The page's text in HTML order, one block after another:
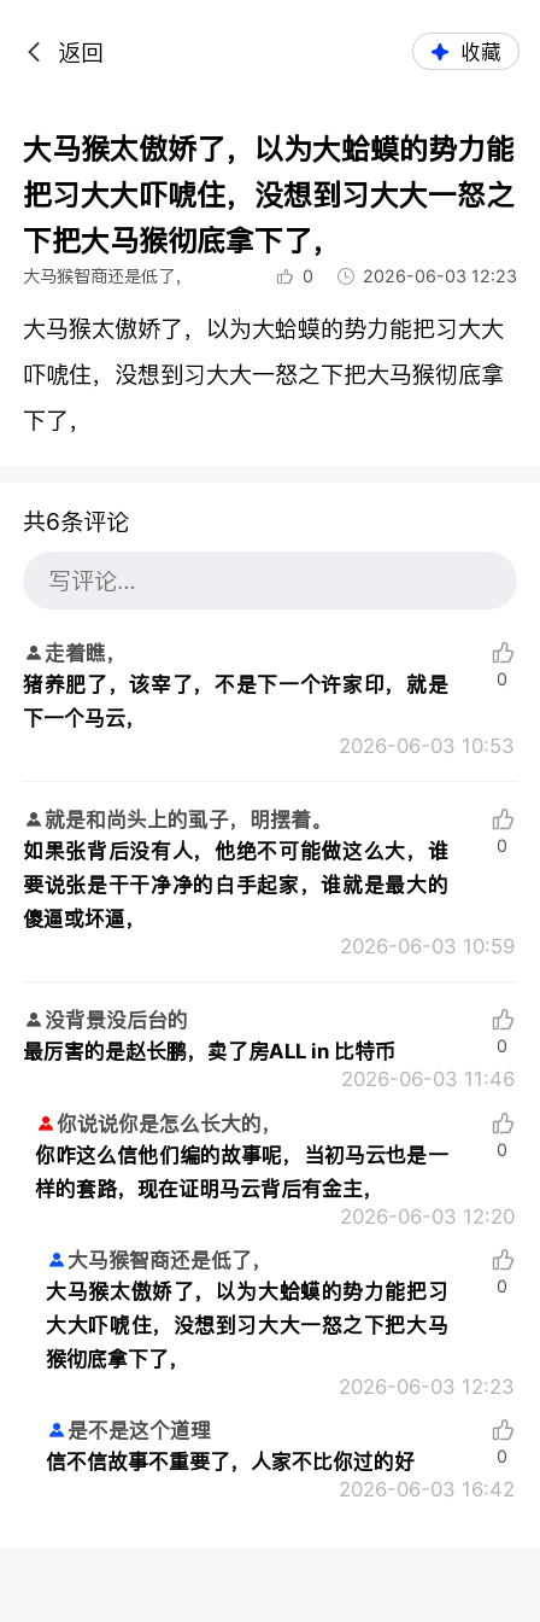
返回 收藏
大马猴太傲娇了，以为大蛤蟆的势力能
把习大大吓唬住，没想到习大大一怒之
下把大马猴彻底拿下了，
大马猴智商还是低了， 0 2026-06-03 12:23
大马猴太傲娇了，以为大蛤蟆的势力能把习大大
吓唬住，没想到习大大一怒之下把大马猴彻底拿
下了，
共6条评论
走着瞧，
猪养肥了，该宰了，不是下一个许家印，就是
下一个马云，
2026-06-03 10:53
0
就是和尚头上的虱子，明摆着。
如果张背后没有人，他绝不可能做这么大，谁
要说张是干干净净的白手起家，谁就是最大的
傻逼或坏逼，
2026-06-03 10:59
0
没背景没后台的
最厉害的是赵长鹏，卖了房ALL in 比特币
2026-06-03 11:46
0
你说说你是怎么长大的，
你咋这么信他们编的故事呢，当初马云也是一
样的套路，现在证明马云背后有金主，
2026-06-03 12:20
0
大马猴智商还是低了，
大马猴太傲娇了，以为大蛤蟆的势力能把习
大大吓唬住，没想到习大大一怒之下把大马
猴彻底拿下了，
2026-06-03 12:23
0
是不是这个道理
信不信故事不重要了，人家不比你过的好
2026-06-03 16:42
0